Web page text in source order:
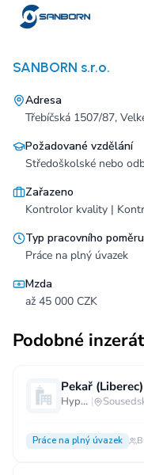
SANBORN s.r.o.
Adresa
Třebíčská 1507/87,
Požadované vzdělání
Středoškolské nebo
Zařazeno
Kontrolor kvality |
Typ pracovního poměru
Práce na plný úvazek
Mzda
až 45 000 CZK
Podobné
Pekař (Liberec)
Hypermarket - Liberec |
Práce na plný úvazek